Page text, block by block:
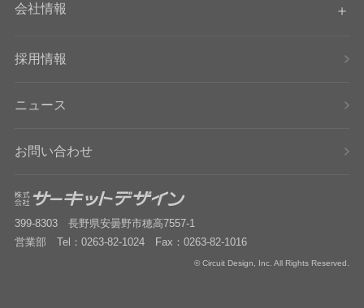
会社情報
採用情報
ニュース
お問い合わせ
399-8303 長野県安曇野市穂高7557-1
営業部 Tel：0263-82-1024 Fax：0263-82-1016
© Circuit Design, Inc. All Rights Reserved.